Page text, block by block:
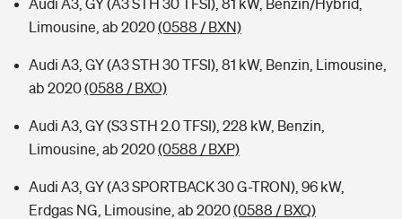
Audi A3, GY (A3 STH 30 TFSI), 81 kW, Benzin/Hybrid,
Limousine, ab 2020(0588 / BXN)
Audi A3, GY (A3 STH 30 TFSI), 81 kW, Benzin, Limousine,
ab 2020(0588 / BXO)
Audi A3, GY (S3 STH 2.0 TFSI), 228 kW, Benzin,
Limousine, ab 2020(0588 / BXP)
Audi A3, GY (A3 SPORTBACK 30 G-TRON), 96 kW,
Erdgas NG, Limousine, ab 2020(0588 / BXQ)